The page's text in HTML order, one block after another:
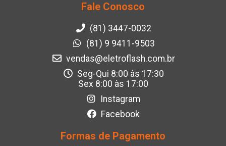
Fale Conosco
(81) 3447-0032
(81) 9 9411-9503
vendas@eletroflash.com.br
Seg-Qui 8:00 às 17:30
Sex 8:00 às 17:00
Instagram
Facebook
Formas de Pagamento